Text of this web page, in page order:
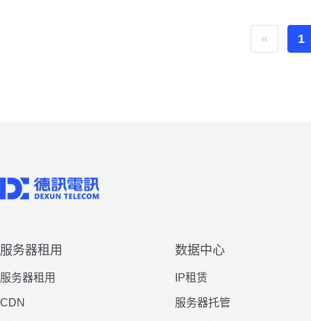
« 1
服务器租用
服务器租用
CDN
数据中心
IP租赁
服务器托管